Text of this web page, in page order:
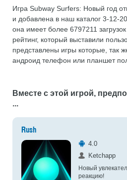
Игра Subway Surfers: Новый год
и добавлена в наш каталог 3-12-
она имеет более 6797211
рейтинг, который выставили
представлены игры которые, так
андроид телефон или планшет
Вместе с этой игрой,
...
Rush
4.0
Ketchapp
Новый
реакцию!